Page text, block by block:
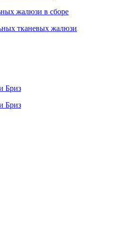
жалюзи в сборе
тканевых жалюзи
Бриз
Бриз